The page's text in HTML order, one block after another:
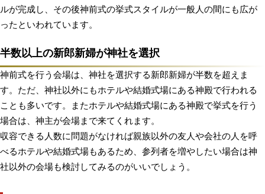
ルが完成し、その後神前式の挙式スタイルが一般人の間にも広が
ったといわれています。
半数以上の新郎新婦が神社を選択
神前式を行う会場は、神社を選択する新郎新婦が半数を超えま
す。ただ、神社以外にもホテルや結婚式場にある神殿で行われる
ことも多いです。またホテルや結婚式場にある神殿で挙式を行う
場合は、神主が会場まで来てくれます。
収容できる人数に問題がなければ親族以外の友人や会社の人を呼
べるホテルや結婚式場もあるため、参列者を増やしたい場合は神
社以外の会場も検討してみるのがいいでしょう。